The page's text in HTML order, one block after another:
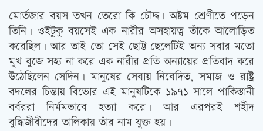
মোর্তজার বয়স তখন তেরো কি চৌদ্দ। অষ্টম শ্রেণীতে পড়েন
তিনি। ওইটুকু বয়সেই এক নারীর অসহায়ত্ব তাঁকে আলোড়িত
করেছিল। আর তাই তো সেই ছোট্ট ছেলেটিই অন্য সবার মতো
মুখ বুজে সহ্য না করে এক নারীর প্রতি অন্যায়ের প্রতিবাদ করে
উঠেছিলেন সেদিন। মানুষের সেবায় নিবেদিত, সমাজ ও রাষ্ট্র
বদলের চিন্তায় বিভোর এই মানুষটিকে ১৯৭১ সালে পাকিস্তানী
বর্বররা নির্মমভাবে হত্যা করে। আর এরপরই শহীদ
বুদ্ধিজীবীদের তালিকায় তাঁর নাম যুক্ত হয়।